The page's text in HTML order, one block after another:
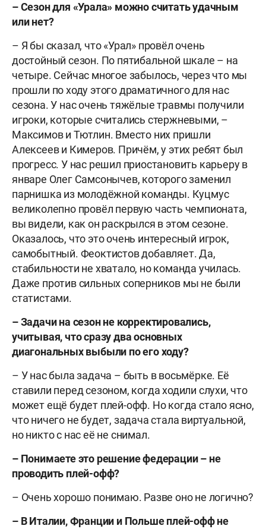
– Сезон для «Урала» можно считать удачным
или нет?
– Я бы сказал, что «Урал» провёл очень
достойный сезон. По пятибальной шкале – на
четыре. Сейчас многое забылось, через что мы
прошли по ходу этого драматичного для нас
сезона. У нас очень тяжёлые травмы получили
игроки, которые считались стержневыми, –
Максимов и Тютлин. Вместо них пришли
Алексеев и Кимеров. Причём, у этих ребят был
прогресс. У нас решил приостановить карьеру в
январе Олег Самсонычев, которого заменил
парнишка из молодёжной команды. Куцмус
великолепно провёл первую часть чемпионата,
вы видели, как он раскрылся в этом сезоне.
Оказалось, что это очень интересный игрок,
самобытный. Феоктистов добавляет. Да,
стабильности не хватало, но команда училась.
Даже против сильных соперников мы не были
статистами.
– Задачи на сезон не корректировались,
учитывая, что сразу два основных
диагональных выбыли по его ходу?
– У нас была задача – быть в восьмёрке. Её
ставили перед сезоном, когда ходили слухи, что
может ещё будет плей-офф. Но когда стало ясно,
что ничего не будет, задача стала виртуальной,
но никто с нас её не снимал.
– Понимаете это решение федерации – не
проводить плей-офф?
– Очень хорошо понимаю. Разве оно не логично?
– В Италии, Франции и Польше плей-офф не